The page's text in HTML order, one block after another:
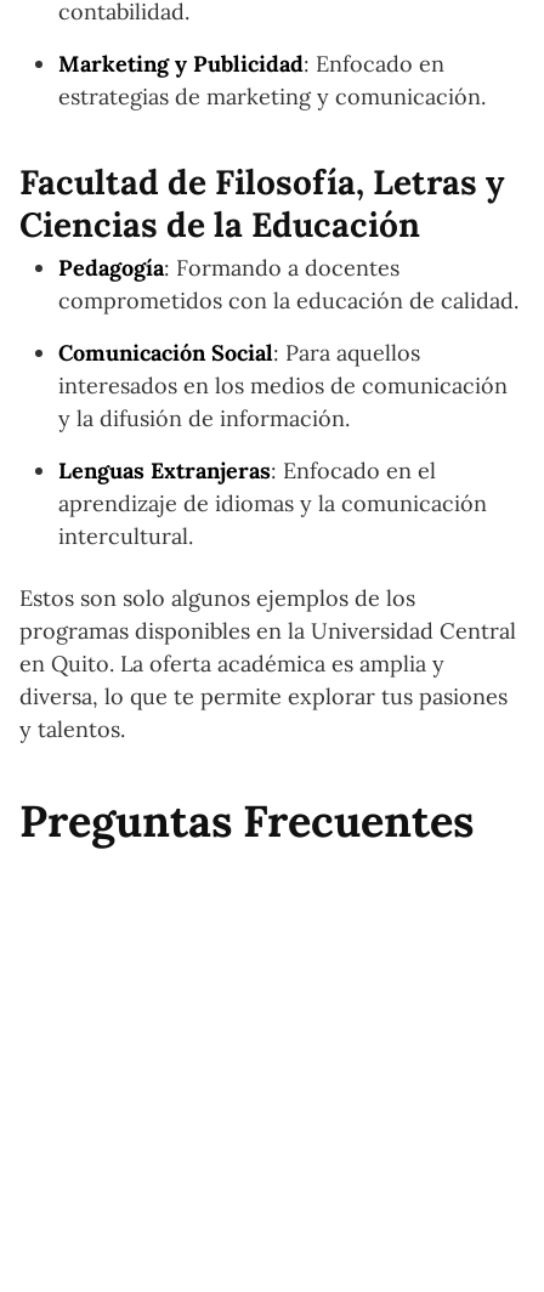
contabilidad.
Marketing y Publicidad: Enfocado en
estrategias de marketing y comunicación.
Facultad de Filosofía, Letras y
Ciencias de la Educación
Pedagogía: Formando a docentes
comprometidos con la educación de calidad.
Comunicación Social: Para aquellos
interesados en los medios de comunicación
y la difusión de información.
Lenguas Extranjeras: Enfocado en el
aprendizaje de idiomas y la comunicación
intercultural.
Estos son solo algunos ejemplos de los
programas disponibles en la Universidad Central
en Quito. La oferta académica es amplia y
diversa, lo que te permite explorar tus pasiones
y talentos.
Preguntas Frecuentes